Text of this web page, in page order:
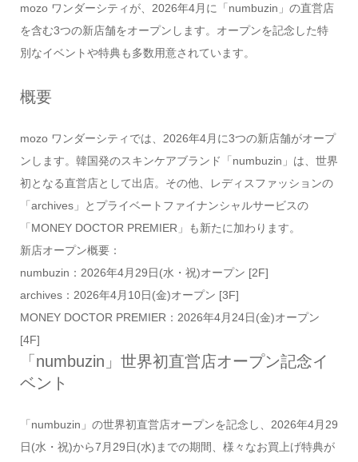
mozo ワンダーシティが、2026年4月に「numbuzin」の直営店
を含む3つの新店舗をオープンします。オープンを記念した特
別なイベントや特典も多数用意されています。
概要
mozo ワンダーシティでは、2026年4月に3つの新店舗がオープ
ンします。韓国発のスキンケアブランド「numbuzin」は、世界
初となる直営店として出店。その他、レディスファッションの
「archives」とプライベートファイナンシャルサービスの
「MONEY DOCTOR PREMIER」も新たに加わります。
新店オープン概要：
numbuzin：2026年4月29日(水・祝)オープン [2F]
archives：2026年4月10日(金)オープン [3F]
MONEY DOCTOR PREMIER：2026年4月24日(金)オープン
[4F]
「numbuzin」世界初直営店オープン記念イ
ベント
「numbuzin」の世界初直営店オープンを記念し、2026年4月29
日(水・祝)から7月29日(水)までの期間、様々なお買上げ特典が